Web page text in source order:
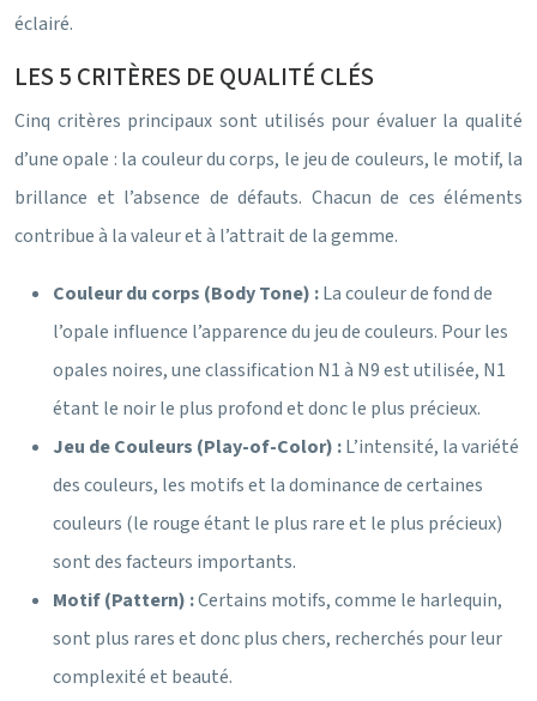
éclairé.
LES 5 CRITÈRES DE QUALITÉ CLÉS
Cinq critères principaux sont utilisés pour évaluer la qualité
d’une opale : la couleur du corps, le jeu de couleurs, le motif, la
brillance et l’absence de défauts. Chacun de ces éléments
contribue à la valeur et à l’attrait de la gemme.
Couleur du corps (Body Tone) :La couleur de fond de
l’opale influence l’apparence du jeu de couleurs. Pour les
opales noires, une classification N1 à N9 est utilisée, N1
étant le noir le plus profond et donc le plus précieux.
Jeu de Couleurs (Play-of-Color) :L’intensité, la variété
des couleurs, les motifs et la dominance de certaines
couleurs (le rouge étant le plus rare et le plus précieux)
sont des facteurs importants.
Motif (Pattern) :Certains motifs, comme le harlequin,
sont plus rares et donc plus chers, recherchés pour leur
complexité et beauté.